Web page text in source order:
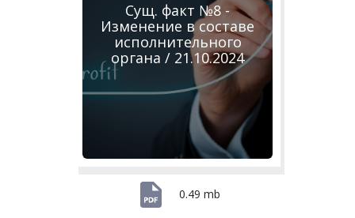
Сущ. факт №8 -
Изменение в составе
исполнительного
органа / 21.10.2024
0.49 mb